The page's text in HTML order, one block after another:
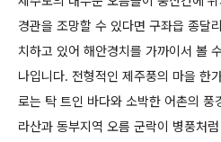
경관을 조망할 수 있다면 구좌읍 종달
치하고 있어 해안경치를 가까이서 볼
나입니다. 전형적인 제주풍의 마을 한
로는 탁 트인 바다와 소박한 어촌의
라산과 동부지역 오름 군락이 병풍처